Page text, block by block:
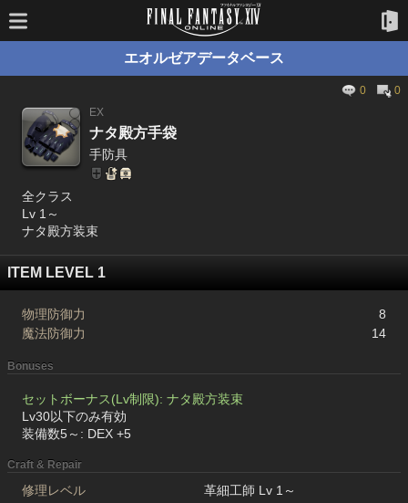
エオルゼアデータベース
0
0
EX
ナタ殿方手袋
手防具
全クラス
Lv 1～
ナタ殿方装束
ITEM LEVEL 1
物理防御力
8
魔法防御力
14
Bonuses
セットボーナス(Lv制限): ナタ殿方装束
Lv30以下のみ有効
装備数5～: DEX +5
Craft & Repair
修理レベル
革細工師 Lv 1～